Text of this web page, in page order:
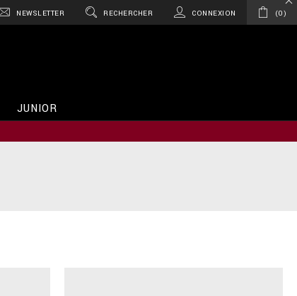
NEWSLETTER RECHERCHER CONNEXION 0
JUNIOR